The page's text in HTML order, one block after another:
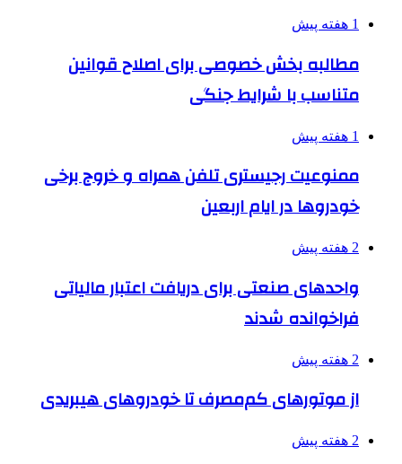
1 هفته پیش
مطالبه بخش خصوصی برای اصلاح قوانین
متناسب با شرایط جنگی
1 هفته پیش
ممنوعیت رجیستری تلفن همراه و خروج برخی
خودروها در ایام اربعین
2 هفته پیش
واحدهای صنعتی برای دریافت اعتبار مالیاتی
فراخوانده شدند
2 هفته پیش
از موتورهای کم‌مصرف تا خودروهای هیبریدی
2 هفته پیش